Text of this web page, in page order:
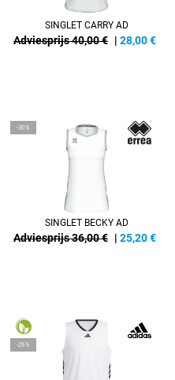
SINGLET CARRY AD
Adviesprijs 40,00 € | 28,00€
-30%
SINGLET BECKY AD
Adviesprijs 36,00 € | 25,20€
-25%